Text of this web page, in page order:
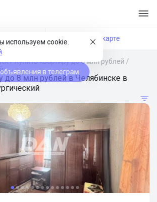
используем cookie.
в телеграм
На карте
/Купить квартиру до 8 млн рублей /
до 8 млн рублей в Челябинске в